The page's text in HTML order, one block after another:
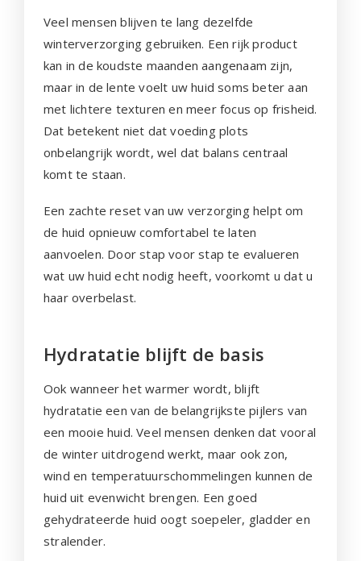
Veel mensen blijven te lang dezelfde
winterverzorging gebruiken. Een rijk product
kan in de koudste maanden aangenaam zijn,
maar in de lente voelt uw huid soms beter aan
met lichtere texturen en meer focus op frisheid.
Dat betekent niet dat voeding plots
onbelangrijk wordt, wel dat balans centraal
komt te staan.
Een zachte reset van uw verzorging helpt om
de huid opnieuw comfortabel te laten
aanvoelen. Door stap voor stap te evalueren
wat uw huid echt nodig heeft, voorkomt u dat u
haar overbelast.
Hydratatie blijft de basis
Ook wanneer het warmer wordt, blijft
hydratatie een van de belangrijkste pijlers van
een mooie huid. Veel mensen denken dat vooral
de winter uitdrogend werkt, maar ook zon,
wind en temperatuurschommelingen kunnen de
huid uit evenwicht brengen. Een goed
gehydrateerde huid oogt soepeler, gladder en
stralender.